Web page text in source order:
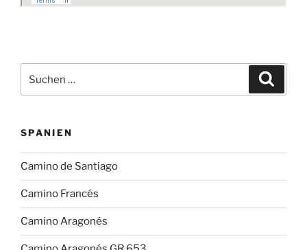
nach:
SPANIEN
Camino de Santiago
Camino Francés
Camino Aragonés